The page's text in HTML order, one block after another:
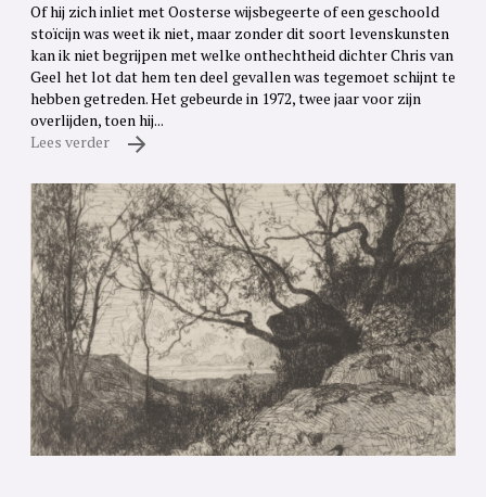
Of hij zich inliet met Oosterse wijsbegeerte of een geschoold
stoïcijn was weet ik niet, maar zonder dit soort levenskunsten
kan ik niet begrijpen met welke onthechtheid dichter Chris van
Geel het lot dat hem ten deel gevallen was tegemoet schijnt te
hebben getreden. Het gebeurde in 1972, twee jaar voor zijn
overlijden, toen hij...
Lees verder